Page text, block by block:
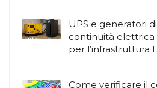
UPS e generatori
continuità
per l’infrastruttura
Come verificare il